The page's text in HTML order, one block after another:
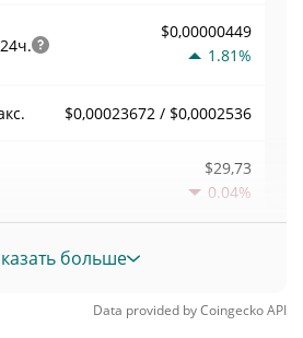
24ч.
$0,00000449
1.81%
$0,00023672 / $0,0002536
$29,73
0.04%
больше
Data provided byCoingeckoAPI